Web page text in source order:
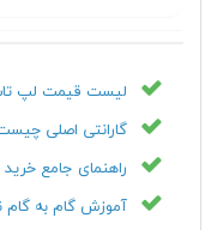
لیست قیمت لپ
گارانتی اصلی
راهنمای جامع
آموزش گام به گام